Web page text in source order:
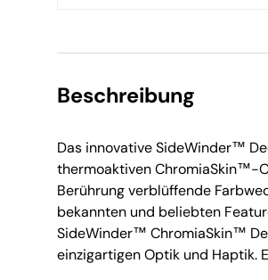
Beschreibung
Das innovative SideWinder™
thermoaktiven ChromiaSkin™-
Berührung verblüffende
bekannten und beliebten
SideWinder™ ChromiaSkin™
einzigartigen Optik und Haptik.